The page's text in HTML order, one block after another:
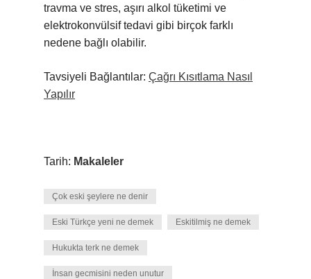
travma ve stres, aşırı alkol tüketimi ve
elektrokonvülsif tedavi gibi birçok farklı
nedene bağlı olabilir.
Tavsiyeli Bağlantılar: Çağrı Kısıtlama Nasıl
Yapılır
Tarih: Makaleler
Çok eski şeylere ne denir
Eski Türkçe yeni ne demek Eskitilmiş ne demek
Hukukta terk ne demek
İnsan gecmisini neden unutur